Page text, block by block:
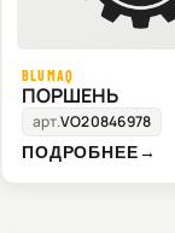
BLUMAQ
ПОРШЕНЬ
арт.VO20846978
ПОДРОБНЕЕ→